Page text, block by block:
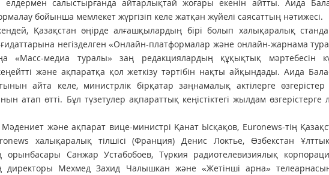
елдермен салыстырғанда айтарлықтай жоғары екенін айтты. Аида
бойынша мемлекет жүргізіп келе жатқан жүйелі саясаттың нәтижесі.
Қазақстан өңірде алғашқылардың бірі болып халықаралық
негізделген «Онлайн-платформалар және онлайн-жарнама
«Масс-медиа туралы» заң редакциялардың құқықтық мәртебесін
және ақпаратқа қол жеткізу тәртібін нақты айқындады. Аида
айта келе, министрлік бірқатар заңнамалық актілерге өзгерістер
атап өтті. Бұл түзетулер ақпараттық кеңістіктегі жылдам өзгерістерге
және ақпарат вице-министрі Қанат Ысқақов, Euronews-тің
халықаралық тілшісі (Франция) Денис Локтье, Өзбекстан
Санжар Устабобоев, Түркия радиотелевизиялық
директоры Мехмед Захид Чалышкан және «Жетінші арна»